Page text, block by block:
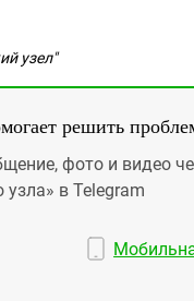
узел"
решить
фото и видео
узла» в Telegram